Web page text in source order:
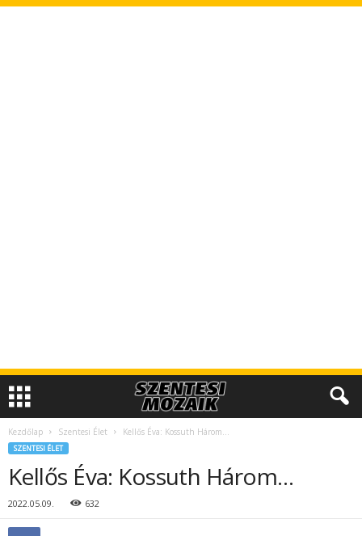
Kezdőlap Szentesi Élet Kellős Éva: Kossuth Három…
SZENTESI ÉLET
Kellős Éva: Kossuth Három…
2022.05.09. 632